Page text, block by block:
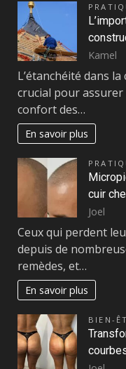
Kamel
L’étanchéité dans
crucial pour
confort des…
En savoir plus
cuir
Joel
Ceux qui perdent
depuis de
remèdes, et…
En savoir plus
BIEN-